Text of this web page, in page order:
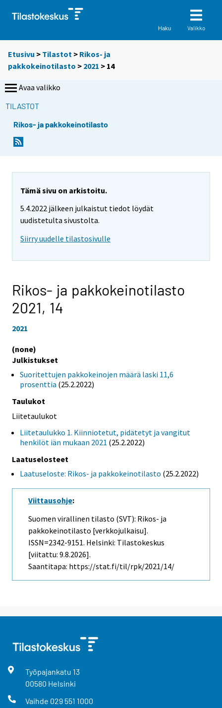
Haku Valikko
Etusivu > Tilastot > Rikos- ja
pakkokeinotilasto > 2021 > 14
Avaa valikko
TILASTOT
Rikos- ja pakkokeinotilasto
Tämä sivu on arkistoitu.
5.4.2022 jälkeen julkaistut tiedot löydät
uudistetulta sivustolta.
Siirry uudelle tilastosivulle
Rikos- ja pakkokeinotilasto
2021, 14
2021
(none)
Julkistukset
Suoritettujen pakkokeinojen määrä laski 11,6
prosenttia (25.2.2022)
Taulukot
Liitetaulukot
Liitetaulukko 1. Kiinniotetut, pidätetyt ja vangitut
henkilöt iän mukaan 2021 (25.2.2022)
Laatuselosteet
Laatuseloste: Rikos- ja pakkokeinotilasto (25.2.2022)
Viittausohje:
Suomen virallinen tilasto (SVT): Rikos- ja
pakkokeinotilasto [verkkojulkaisu].
ISSN=2342-9151. Helsinki: Tilastokeskus
[viitattu: 9.8.2026].
Saantitapa: https://stat.fi/til/rpk/2021/14/
Työpajankatu 13
00580 Helsinki
Vaihde 029 551 1000